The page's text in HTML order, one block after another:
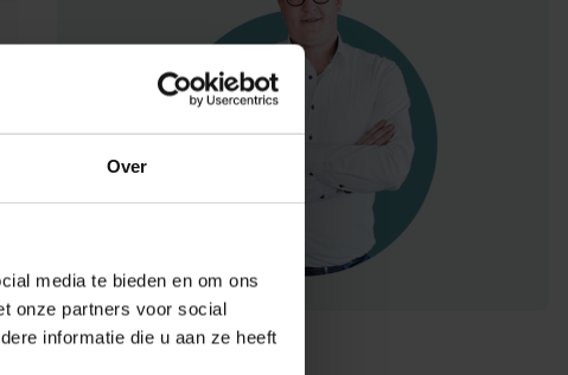
Over
media te bieden en om ons
onze partners voor social
informatie die u aan ze heeft